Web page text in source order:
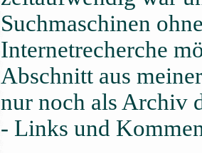
Suchmaschinen
Internetrecherche
Abschnitt aus
nur noch als Archiv
- Links und